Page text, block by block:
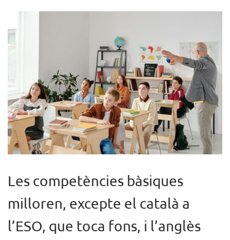
Les competències bàsiques
milloren, excepte el català a
l’ESO, que toca fons, i l’anglès